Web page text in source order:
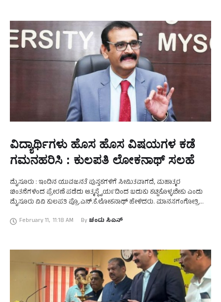
ವಿದ್ಯಾರ್ಥಿಗಳು ಹೊಸ ಹೊಸ ವಿಷಯಗಳ ಕಡೆ
ಗಮನಹರಿಸಿ : ಕುಲಪತಿ ಲೋಕನಾಥ್‌ ಸಲಹೆ
ಮೈಸೂರು : ಇಂದಿನ ಯುವಜನತೆ ಪುಸ್ತಕಗಳಿಗೆ ಸೀಮಿತವಾಗದೆ, ಮಹಾತ್ಮರ
ಚಿಂತನೆಗಳಿಂದ ಪ್ರೇರಣೆ ಪಡೆದು ಆತ್ಮಸ್ಥೈರ್ಯದಿಂದ ಬದುಕು ಕಟ್ಟಿಕೊಳ್ಳಬೇಕು ಎಂದು
ಮೈಸೂರು ವಿವಿ ಕುಲಪತಿ ಪ್ರೊ.ಎನ್.ಕೆ.ಲೋಕನಾಥ್ ಹೇಳಿದರು. ಮಾನಸಗಂಗೋತ್ರಿಯ
ಮೈಸೂರು ವಿ.ವಿ ವತಿಯಿಂದ …
February 11, 11:18 AM By ಚಂದು ಸಿಎನ್